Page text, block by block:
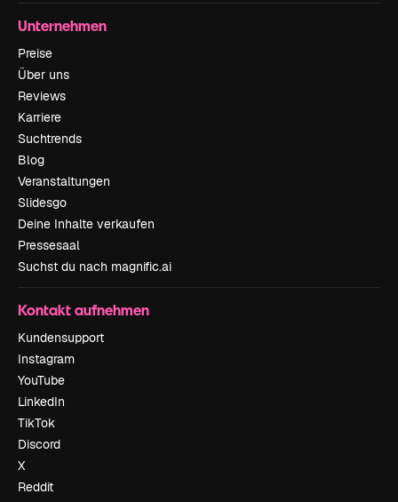
Unternehmen
Preise
Über uns
Reviews
Karriere
Suchtrends
Blog
Veranstaltungen
Slidesgo
Deine Inhalte verkaufen
Pressesaal
Suchst du nach magnific.ai
Kontakt aufnehmen
Kundensupport
Instagram
YouTube
LinkedIn
TikTok
Discord
X
Reddit